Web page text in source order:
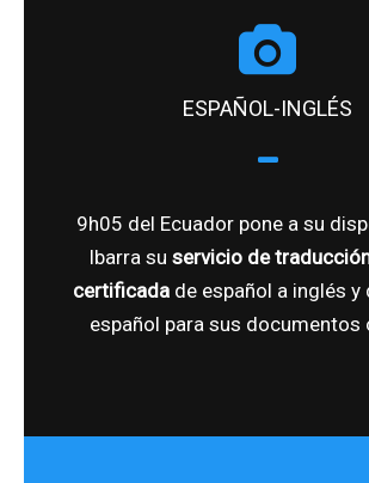
ESPAÑOL-INGLÉS
9h05 del Ecuador pone a su
Ibarra su servicio de
certificada de español a inglés y
español para sus documentos